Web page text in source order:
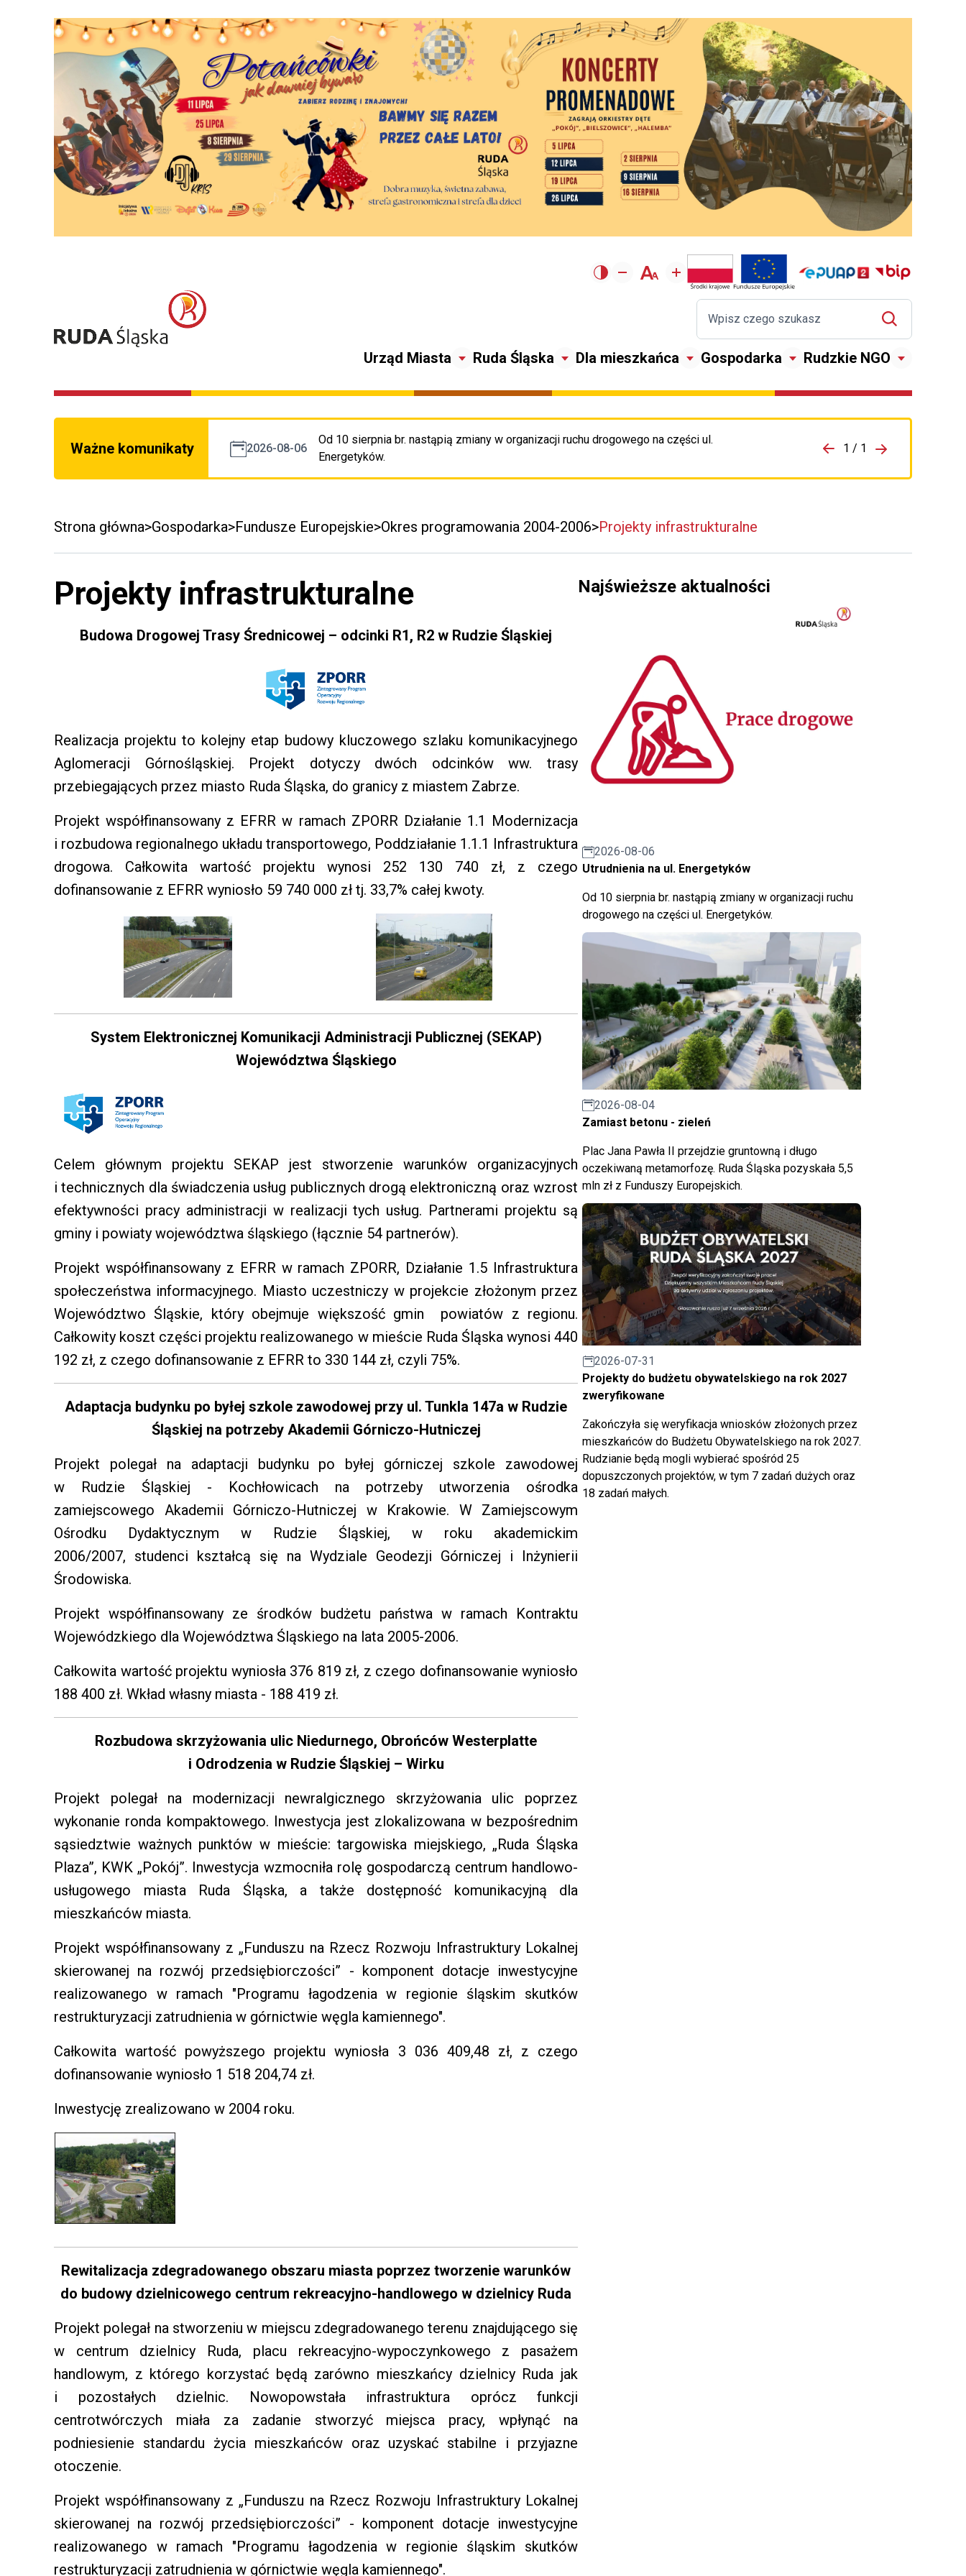
Urząd Miasta Ruda Śląska Dla mieszkańca Gospodarka Rudzkie NGO
Ważne komunikaty 2026-08-06
Od 10 sierpnia br. nastąpią zmiany w organizacji ruchu drogowego na części ul.
Energetyków.
Przejdź do porzpedniego komunikatu 1 / 1
Przejdź do
Strona główna Gospodarka Fundusze Europejskie Okres programowania 2004-2006 Projekty infrastrukturalne
Projekty infrastrukturalne
Budowa Drogowej Trasy Średnicowej – odcinki R1, R2 w Rudzie Śląskiej
Realizacja projektu to kolejny etap budowy kluczowego szlaku komunikacyjnego
Aglomeracji Górnośląskiej. Projekt dotyczy dwóch odcinków ww. trasy
przebiegających przez miasto Ruda Śląska, do granicy z miastem Zabrze.
Projekt współfinansowany z EFRR w ramach ZPORR Działanie 1.1 Modernizacja
i rozbudowa regionalnego układu transportowego, Poddziałanie 1.1.1 Infrastruktura
drogowa. Całkowita wartość projektu wynosi 252 130 740 zł, z czego
dofinansowanie z EFRR wyniosło 59 740 000 zł tj. 33,7% całej kwoty.
System Elektronicznej Komunikacji Administracji Publicznej (SEKAP)
Województwa Śląskiego
Celem głównym projektu SEKAP jest stworzenie warunków organizacyjnych
i technicznych dla świadczenia usług publicznych drogą elektroniczną oraz wzrost
efektywności pracy administracji w realizacji tych usług. Partnerami projektu są
gminy i powiaty województwa śląskiego (łącznie 54 partnerów).
Projekt współfinansowany z EFRR w ramach ZPORR, Działanie 1.5 Infrastruktura
społeczeństwa informacyjnego. Miasto uczestniczy w projekcie złożonym przez
Województwo Śląskie, który obejmuje większość gmin powiatów z regionu.
Całkowity koszt części projektu realizowanego w mieście Ruda Śląska wynosi 440
192 zł, z czego dofinansowanie z EFRR to 330 144 zł, czyli 75%.
Adaptacja budynku po byłej szkole zawodowej przy ul. Tunkla 147a w Rudzie
Śląskiej na potrzeby Akademii Górniczo-Hutniczej
Projekt polegał na adaptacji budynku po byłej górniczej szkole zawodowej
w Rudzie Śląskiej - Kochłowicach na potrzeby utworzenia ośrodka
zamiejscowego Akademii Górniczo-Hutniczej w Krakowie. W Zamiejscowym
Ośrodku Dydaktycznym w Rudzie Śląskiej, w roku akademickim
2006/2007, studenci kształcą się na Wydziale Geodezji Górniczej i Inżynierii
Środowiska.
Projekt współfinansowany ze środków budżetu państwa w ramach Kontraktu
Wojewódzkiego dla Województwa Śląskiego na lata 2005-2006.
Całkowita wartość projektu wyniosła 376 819 zł, z czego dofinansowanie wyniosło
188 400 zł. Wkład własny miasta - 188 419 zł.
Rozbudowa skrzyżowania ulic Niedurnego, Obrońców Westerplatte
i Odrodzenia w Rudzie Śląskiej – Wirku
Projekt polegał na modernizacji newralgicznego skrzyżowania ulic poprzez
wykonanie ronda kompaktowego. Inwestycja jest zlokalizowana w bezpośrednim
sąsiedztwie ważnych punktów w mieście: targowiska miejskiego, „Ruda Śląska
Plaza”, KWK „Pokój”. Inwestycja wzmocniła rolę gospodarczą centrum handlowo-
usługowego miasta Ruda Śląska, a także dostępność komunikacyjną dla
mieszkańców miasta.
Projekt współfinansowany z „Funduszu na Rzecz Rozwoju Infrastruktury Lokalnej
skierowanej na rozwój przedsiębiorczości” - komponent dotacje inwestycyjne
realizowanego w ramach "Programu łagodzenia w regionie śląskim skutków
restrukturyzacji zatrudnienia w górnictwie węgla kamiennego".
Całkowita wartość powyższego projektu wyniosła 3 036 409,48 zł, z czego
dofinansowanie wyniosło 1 518 204,74 zł.
Inwestycję zrealizowano w 2004 roku.
Rewitalizacja zdegradowanego obszaru miasta poprzez tworzenie warunków
do budowy dzielnicowego centrum rekreacyjno-handlowego w dzielnicy Ruda
Projekt polegał na stworzeniu w miejscu zdegradowanego terenu znajdującego się
w centrum dzielnicy Ruda, placu rekreacyjno-wypoczynkowego z pasażem
handlowym, z którego korzystać będą zarówno mieszkańcy dzielnicy Ruda jak
i pozostałych dzielnic. Nowopowstała infrastruktura oprócz funkcji
centrotwórczych miała za zadanie stworzyć miejsca pracy, wpłynąć na
podniesienie standardu życia mieszkańców oraz uzyskać stabilne i przyjazne
otoczenie.
Projekt współfinansowany z „Funduszu na Rzecz Rozwoju Infrastruktury Lokalnej
skierowanej na rozwój przedsiębiorczości” - komponent dotacje inwestycyjne
realizowanego w ramach "Programu łagodzenia w regionie śląskim skutków
restrukturyzacji zatrudnienia w górnictwie węgla kamiennego".
Najświeższe aktualności
2026-08-06
Utrudnienia na ul. Energetyków
Od 10 sierpnia br. nastąpią zmiany w organizacji ruchu
drogowego na części ul. Energetyków.
2026-08-04
Zamiast betonu - zieleń
Plac Jana Pawła II przejdzie gruntowną i długo
oczekiwaną metamorfozę. Ruda Śląska pozyskała 5,5
mln zł z Funduszy Europejskich.
2026-07-31
Projekty do budżetu obywatelskiego na rok 2027
zweryfikowane
Zakończyła się weryfikacja wniosków złożonych przez
mieszkańców do Budżetu Obywatelskiego na rok 2027.
Rudzianie będą mogli wybierać spośród 25
dopuszczonych projektów, w tym 7 zadań dużych oraz
18 zadań małych.